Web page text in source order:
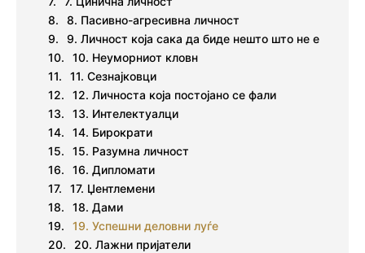
8. Пасивно-агресивна личност
9. Личност која сака да биде нешто што не е
10. Неуморниот кловн
11. Сезнајковци
12. Личноста која постојано се фали
13. Интелектуалци
14. Бирократи
15. Разумна личност
16. Дипломати
17. Џентлемени
18. Дами
19. Успешни деловни луѓе
20. Лажни пријатели